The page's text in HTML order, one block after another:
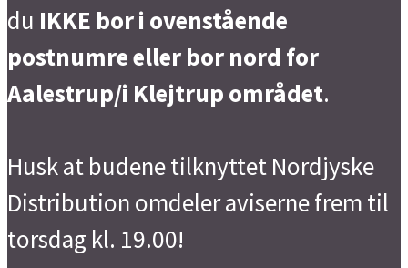
du IKKE bor i ovenstående
postnumre eller bor nord for
Aalestrup/i Klejtrup området.
Husk at budene tilknyttet Nordjyske
Distribution omdeler aviserne frem til
torsdag kl. 19.00!